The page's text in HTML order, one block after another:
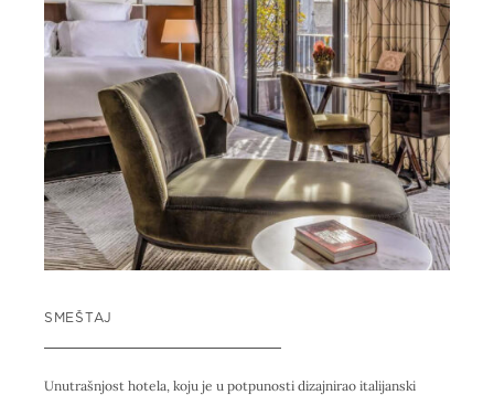
SMEŠTAJ
Unutrašnjost hotela, koju je u potpunosti dizajnirao italijanski